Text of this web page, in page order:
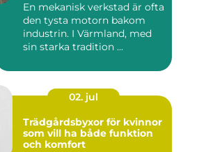
En mekanisk verkstad är ofta
den tysta motorn bakom
industrin. I Värmland, med
sin starka tradition ...
02. jul
Trädgårdsbyxor för kvinnor
som vill ha både funktion
och komfort